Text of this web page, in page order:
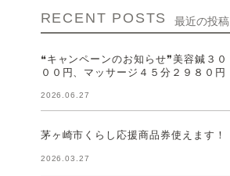
RECENT POSTS 最近の投稿
❝キャンペーンのお知らせ❞美容鍼３０
００円、マッサージ４５分２９８０円
2026.06.27
茅ヶ崎市くらし応援商品券使えます！
2026.03.27